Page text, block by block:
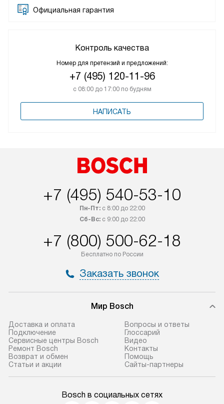
Официальная гарантия
Контроль качества
Номер для претензий и предложений:
+7 (495) 120-11-96
с 08:00 до 17:00 по будням
НАПИСАТЬ
+7 (495) 540-53-10
Пн-Пт:с 8:00 до 22:00
Сб-Вс:с 9:00 до 22:00
+7 (800) 500-62-18
Бесплатно по России
Заказать звонок
Мир Bosch
Доставка и оплата
Подключение
Сервисные центры Bosch
Ремонт Bosch
Возврат и обмен
Статьи и акции
Вопросы и ответы
Глоссарий
Видео
Контакты
Помощь
Сайты-партнеры
Bosch в социальных сетях